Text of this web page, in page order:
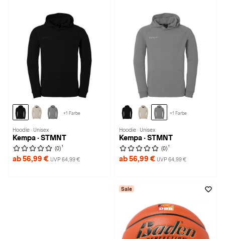
+1 Farbe
Hoodie · Unisex
Kempa · STMNT
(0) 1
ab 56,99 € UVP 64,99 €
+1 Farbe
Hoodie · Unisex
Kempa · STMNT
(0) 1
ab 56,99 € UVP 64,99 €
Sale